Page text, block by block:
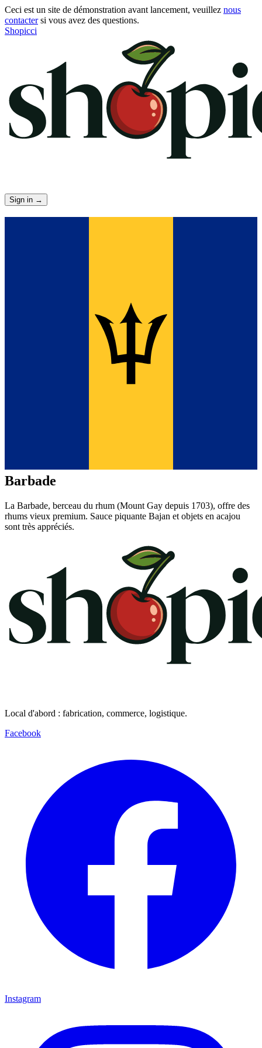
Ceci est un site de démonstration avant lancement, veuillez nous
contactersi vous avez des questions.
Shopicci
Sign in →
Barbade
La Barbade, berceau du rhum (Mount Gay depuis 1703), offre des
rhums vieux premium. Sauce piquante Bajan et objets en acajou
sont très appréciés.
Local d'abord : fabrication, commerce, logistique.
Facebook
Instagram